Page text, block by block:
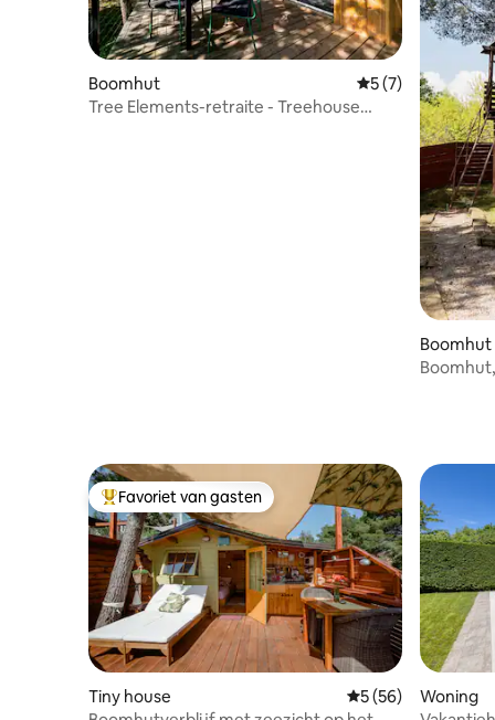
Boomhut Gemiddelde
5 (7)
Tree Elements-retraite - Treehouse
Boomhut
Topfavoriet van gasten
Favoriet van gasten
Tiny house Gemiddelde
5 (56)
Woning